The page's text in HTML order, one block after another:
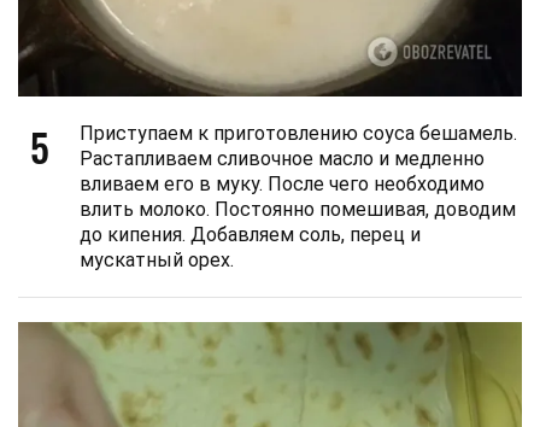
5
Приступаем к приготовлению соуса бешамель.
Растапливаем сливочное масло и медленно
вливаем его в муку. После чего необходимо
влить молоко. Постоянно помешивая, доводим
до кипения. Добавляем соль, перец и
мускатный орех.